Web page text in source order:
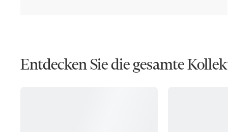
Entdecken Sie die gesamte